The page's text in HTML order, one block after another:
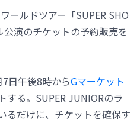
ールドツアー「SUPER SHO
演のチケットの予約販売を
日午後8時からGマーケット
する。SUPER JUNIORのラ
るだけに、チケットを確保す